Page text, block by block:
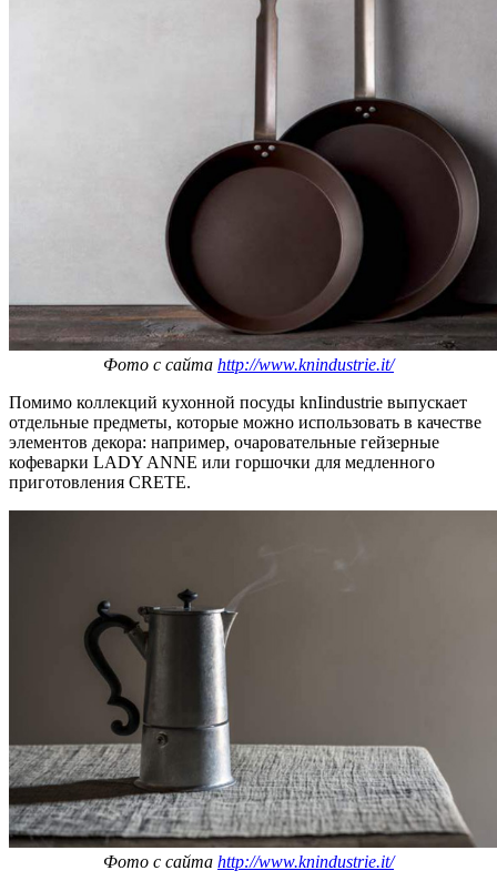
Фото с сайта http://www.knindustrie.it/
Помимо коллекций кухонной посуды knIindustrie выпускает
отдельные предметы, которые можно использовать в качестве
элементов декора: например, очаровательные гейзерные
кофеварки LADY ANNE или горшочки для медленного
приготовления CRETE.
Фото с сайта http://www.knindustrie.it/